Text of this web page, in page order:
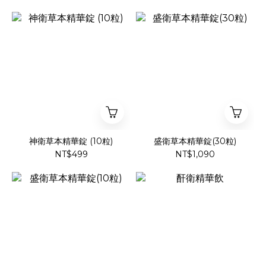
神衛草本精華錠 (10粒)
NT$499
盛衛草本精華錠(30粒)
NT$1,090